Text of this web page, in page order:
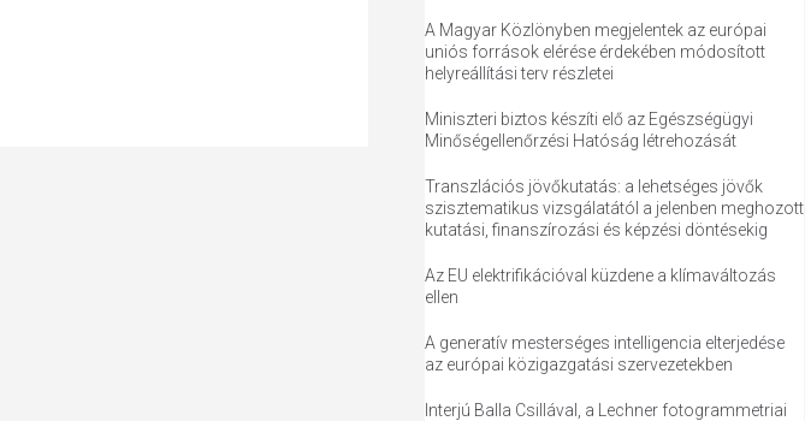
A Magyar Közlönyben megjelentek az európai
uniós források elérése érdekében módosított
helyreállítási terv részletei
Miniszteri biztos készíti elő az Egészségügyi
Minőségellenőrzési Hatóság létrehozását
Transzlációs jövőkutatás: a lehetséges jövők
szisztematikus vizsgálatától a jelenben meghozott
kutatási, finanszírozási és képzési döntésekig
Az EU elektrifikációval küzdene a klímaváltozás
ellen
A generatív mesterséges intelligencia elterjedése
az európai közigazgatási szervezetekben
Interjú Balla Csillával, a Lechner fotogrammetriai